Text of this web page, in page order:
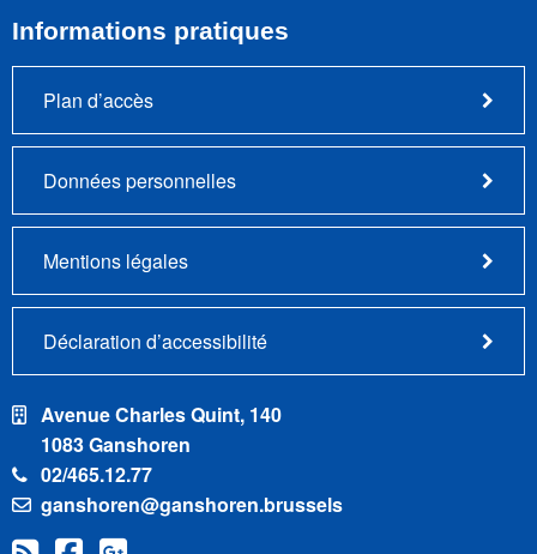
Informations pratiques
Plan d’accès
Données personnelles
Mentions légales
Déclaration d’accessibilité
Avenue Charles Quint, 140
1083 Ganshoren
02/465.12.77
ganshoren@ganshoren.brussels